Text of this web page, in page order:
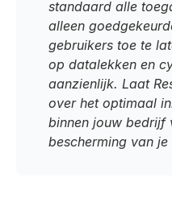
standaard alle
alleen
gebruikers toe te
op datalekken en
aanzienlijk. Laat
over het optimaal
binnen jouw bedrijf
bescherming van